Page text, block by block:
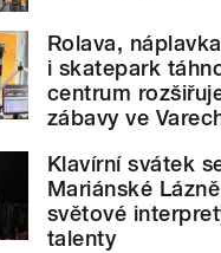
Rolava, náplavka
i skatepark
centrum
zábavy ve
Klavírní svátek
Mariánské
světové
talenty